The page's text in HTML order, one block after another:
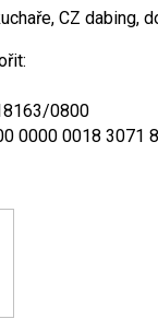
CZ dabing,
0800
0000 0018 3071